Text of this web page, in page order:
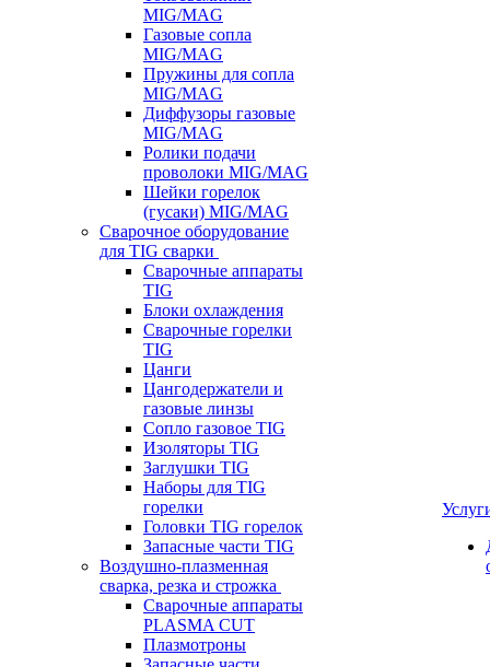
MIG/MAG
Газовые сопла
MIG/MAG
Пружины для сопла
MIG/MAG
Диффузоры газовые
MIG/MAG
Ролики подачи
проволоки MIG/MAG
Шейки горелок
(гусаки) MIG/MAG
Сварочное оборудование
для TIG сварки
Сварочные аппараты
TIG
Блоки охлаждения
Сварочные горелки
TIG
Цанги
Цангодержатели и
газовые линзы
Сопло газовое TIG
Изоляторы TIG
Заглушки TIG
Наборы для TIG
горелки
Головки TIG горелок
Запасные части TIG
Воздушно-плазменная
сварка, резка и строжка
Сварочные аппараты
PLASMA CUT
Плазмотроны